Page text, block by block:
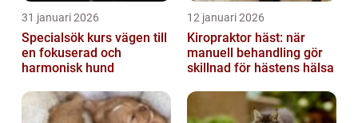
31 januari 2026
Specialsök kurs vägen till
en fokuserad och
harmonisk hund
12 januari 2026
Kiropraktor häst: när
manuell behandling gör
skillnad för hästens hälsa